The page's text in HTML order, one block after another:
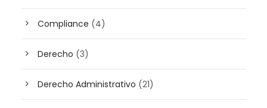
Compliance (4)
Derecho (3)
Derecho Administrativo (21)